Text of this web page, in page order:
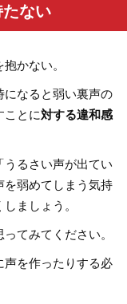
ない
かない。
になると弱い裏声の
ことに対する違和感
うるさい声が出てい
を弱めてしまう気持
ましょう。
ってみてください。
声を作ったりする必